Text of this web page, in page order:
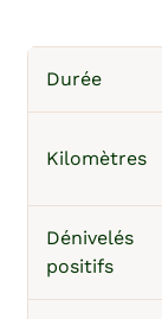
Durée
Kilomètres
Dénivelés
positifs